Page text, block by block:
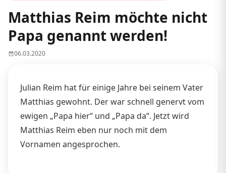
Matthias Reim möchte nicht
Papa genannt werden!
06.03.2020
Julian Reim hat für einige Jahre bei seinem Vater
Matthias gewohnt. Der war schnell genervt vom
ewigen „Papa hier“ und „Papa da“. Jetzt wird
Matthias Reim eben nur noch mit dem
Vornamen angesprochen.